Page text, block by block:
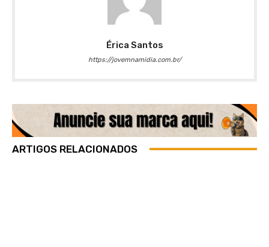
Érica Santos
https://jovemnamidia.com.br/
ARTIGOS RELACIONADOS